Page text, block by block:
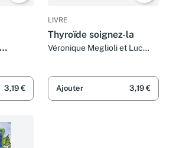
3,19 €
LIVRE
Thyroïde soignez-la
Véronique Meglioli et Luc
Ajouter 3,19 €